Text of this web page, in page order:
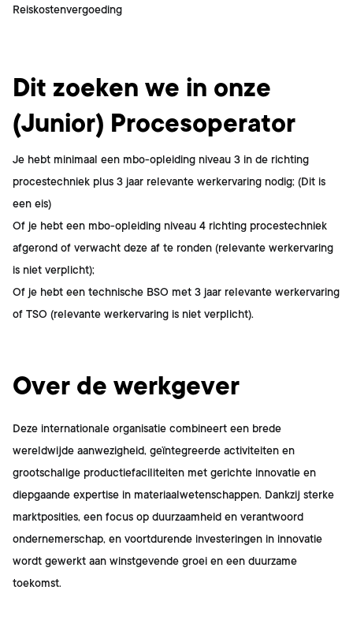
Reiskostenvergoeding
Dit ben jij
Dit zoeken we in onze
(Junior) Procesoperator
Je hebt minimaal een mbo-opleiding niveau 3 in de richting
procestechniek plus 3 jaar relevante werkervaring nodig; (Dit is
een eis)
Of je hebt een mbo-opleiding niveau 4 richting procestechniek
afgerond of verwacht deze af te ronden (relevante werkervaring
is niet verplicht);
Of je hebt een technische BSO met 3 jaar relevante werkervaring
of TSO (relevante werkervaring is niet verplicht).
Over de werkgever
Deze internationale organisatie combineert een brede
wereldwijde aanwezigheid, geïntegreerde activiteiten en
grootschalige productiefaciliteiten met gerichte innovatie en
diepgaande expertise in materiaalwetenschappen. Dankzij sterke
marktposities, een focus op duurzaamheid en verantwoord
ondernemerschap, en voortdurende investeringen in innovatie
wordt gewerkt aan winstgevende groei en een duurzame
toekomst.